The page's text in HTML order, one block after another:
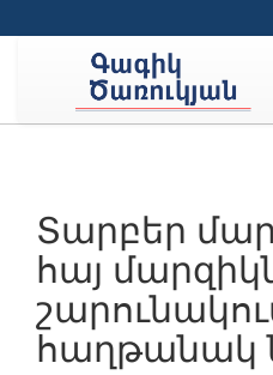
Տարբեր
հայ
հաղթանակ